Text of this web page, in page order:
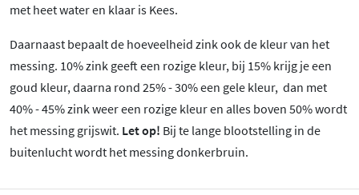
met heet water en klaar is Kees.
Daarnaast bepaalt de hoeveelheid zink ook de kleur van het
messing. 10% zink geeft een rozige kleur, bij 15% krijg je een
goud kleur, daarna rond 25% - 30% een gele kleur, dan met
40% - 45% zink weer een rozige kleur en alles boven 50% wordt
het messing grijswit. Let op! Bij te lange blootstelling in de
buitenlucht wordt het messing donkerbruin.